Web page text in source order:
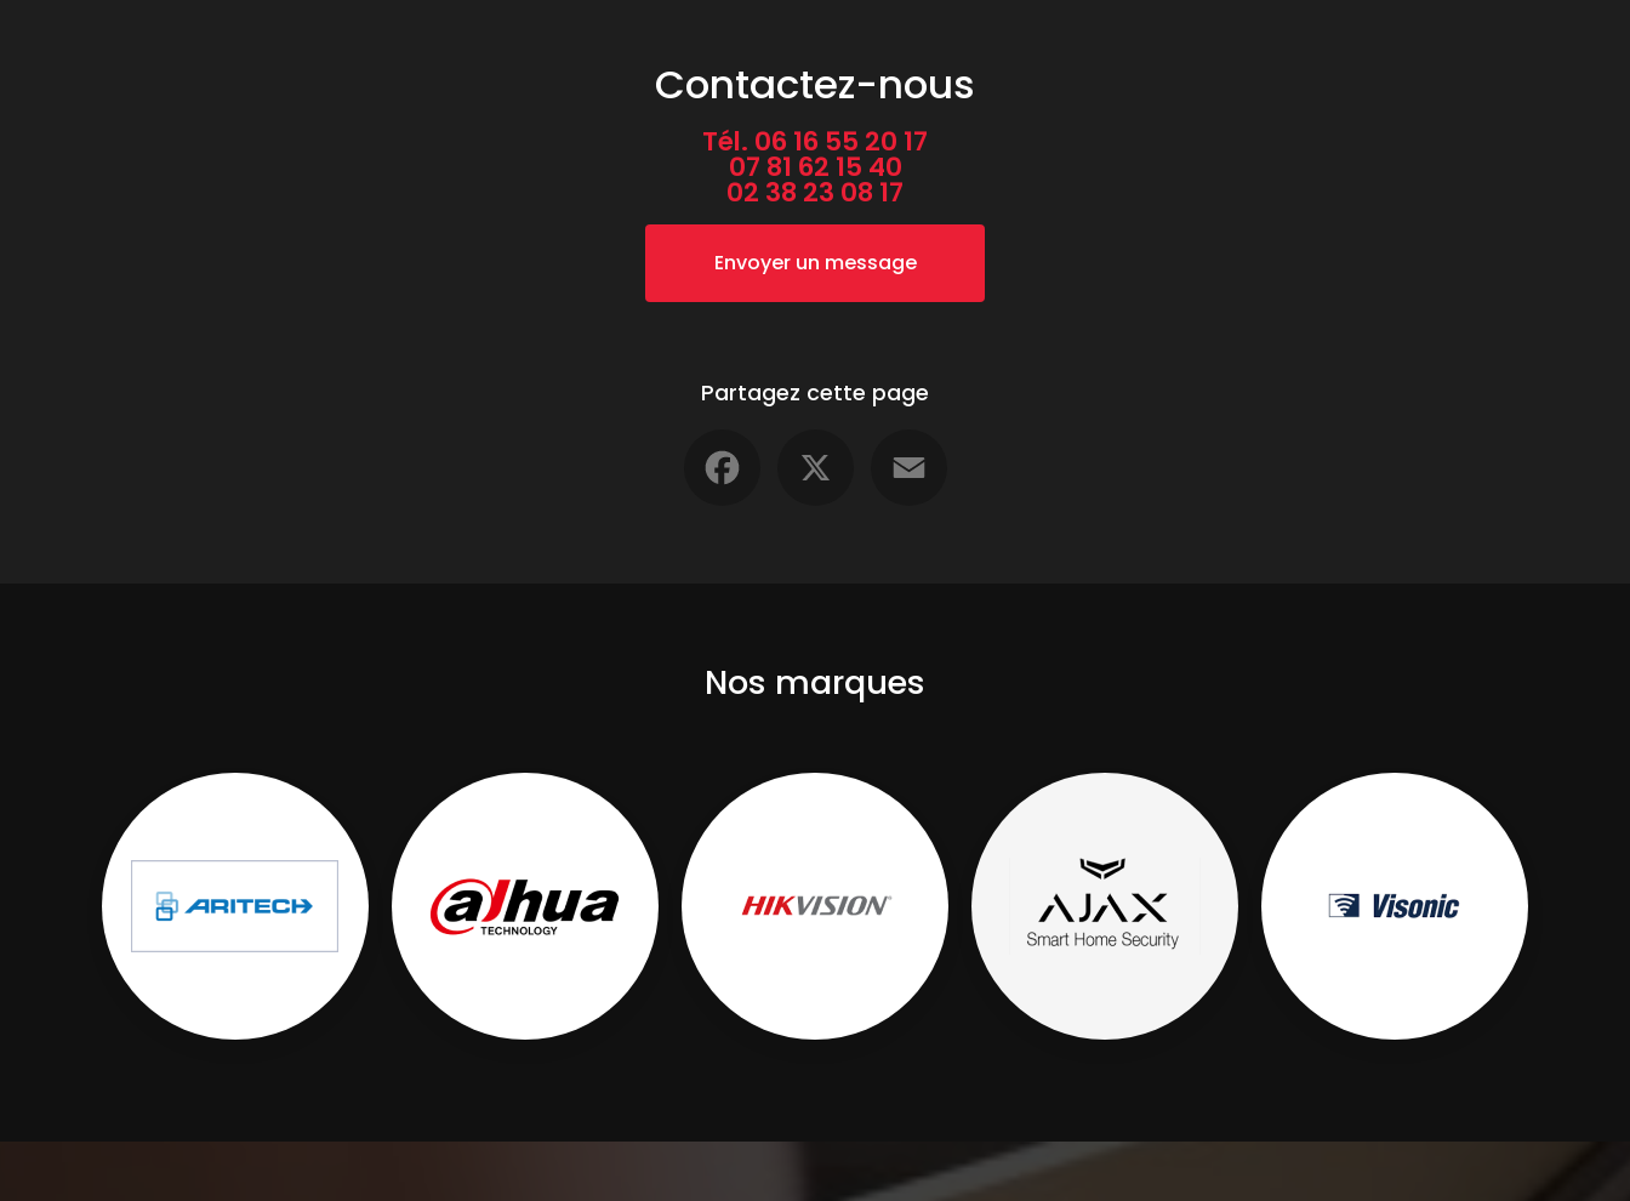
Contactez-nous
Tél. 06 16 55 20 17
07 81 62 15 40
02 38 23 08 17
Envoyer un message
Partagez cette page
Nos marques